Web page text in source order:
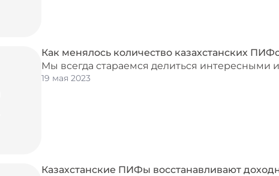
Как менялось количество казахстанских
Мы всегда стараемся делиться
19 мая 2023
Казахстанские ПИФы восстанавливают